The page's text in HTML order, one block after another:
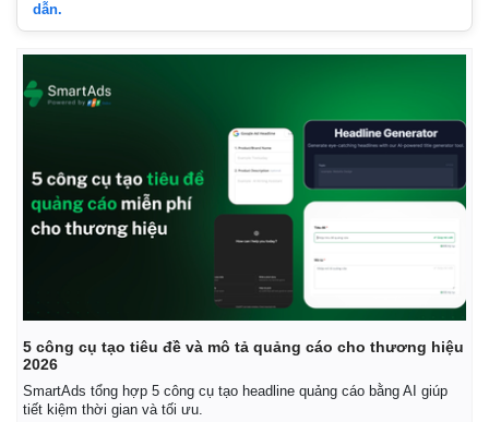
dẫn.
5 công cụ tạo tiêu đề và mô tả quảng cáo cho thương hiệu
2026
SmartAds tổng hợp 5 công cụ tạo headline quảng cáo bằng AI giúp
tiết kiệm thời gian và tối ưu.